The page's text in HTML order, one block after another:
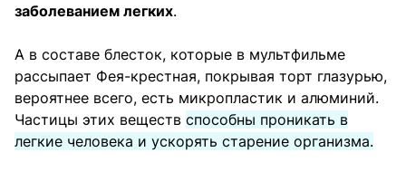
заболеванием легких.
А в составе блесток, которые в мультфильме
рассыпает Фея-крестная, покрывая торт глазурью,
вероятнее всего, есть микропластик и алюминий.
Частицы этих веществ способны проникать в
легкие человека и ускорять старение организма.